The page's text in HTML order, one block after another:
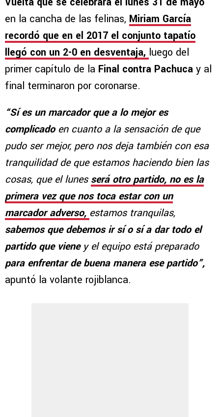
en la cancha de las felinas, Miriam García
recordó que en el 2017 el conjunto tapatío
llegó con un 2-0 en desventaja, luego del
primer capítulo de la Final contra Pachuca y al
final terminaron por coronarse.
“Sí es un marcador que a lo mejor es
complicadoen cuanto a la sensación de que
pudo ser mejor, pero nos deja también con esa
tranquilidad de que estamos haciendo bien las
cosas, que el lunesserá otro partido, no es la
primera vez que nos toca estar con un
marcador adverso, estamos tranquilas,
sabemos que debemos ir sí o sí a dar todo el
partido que viene y el equipo está preparado
para enfrentar de buena manera ese partido”,
apuntó la volante rojiblanca.